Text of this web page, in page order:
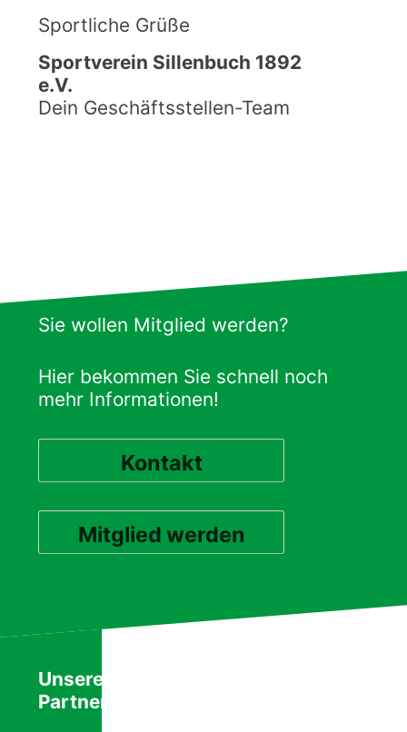
Sie wollen Mitglied werden?
Hier bekommen Sie schnell noch
mehr Informationen!
Kontakt
Mitglied werden
Sportliche Grüße
Sportverein Sillenbuch 1892
e.V.
Dein Geschäftsstellen-Team
Unsere
Partner